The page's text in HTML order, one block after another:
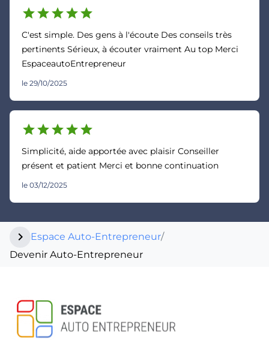
starstarstarstarstar
C'est simple. Des gens à l'écoute Des conseils très
pertinents Sérieux, à écouter vraiment Au top Merci
EspaceautoEntrepreneur
le 29/10/2025
starstarstarstarstar
Simplicité, aide apportée avec plaisir Conseiller
présent et patient Merci et bonne continuation
le 03/12/2025
chevron_right Espace Auto-Entrepreneur/
Devenir Auto-Entrepreneur